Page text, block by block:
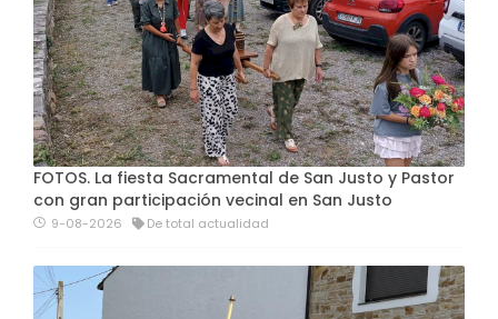
FOTOS. La fiesta Sacramental de San Justo y Pastor
con gran participación vecinal en San Justo
9-08-2026 De total actualidad